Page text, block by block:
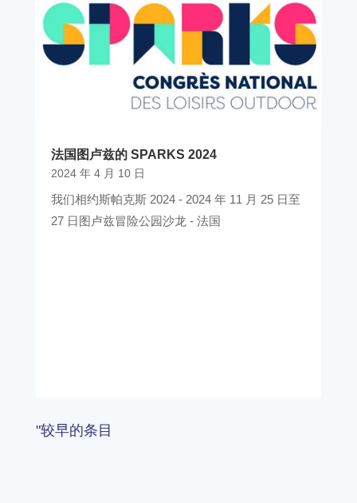
法国图卢兹的 SPARKS 2024
2024 年 4 月 10 日
我们相约斯帕克斯 2024 - 2024 年 11 月 25 日至
27 日图卢兹冒险公园沙龙 - 法国
"较早的条目